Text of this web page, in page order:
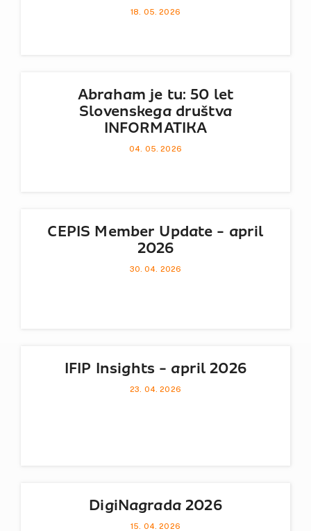
18. 05. 2026
Abraham je tu: 50 let
Slovenskega društva
INFORMATIKA
04. 05. 2026
CEPIS Member Update - april
2026
30. 04. 2026
IFIP Insights - april 2026
23. 04. 2026
DigiNagrada 2026
15. 04. 2026